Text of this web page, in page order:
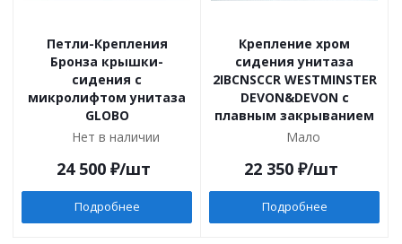
Петли-Крепления
Бронза крышки-
сидения с
микролифтом унитаза
GLOBO
Нет в наличии
24 500 ₽/шт
Подробнее
Крепление хром
сидения унитаза
2IBCNSCCR WESTMINSTER
DEVON&DEVON с
плавным закрыванием
Мало
22 350 ₽/шт
Подробнее